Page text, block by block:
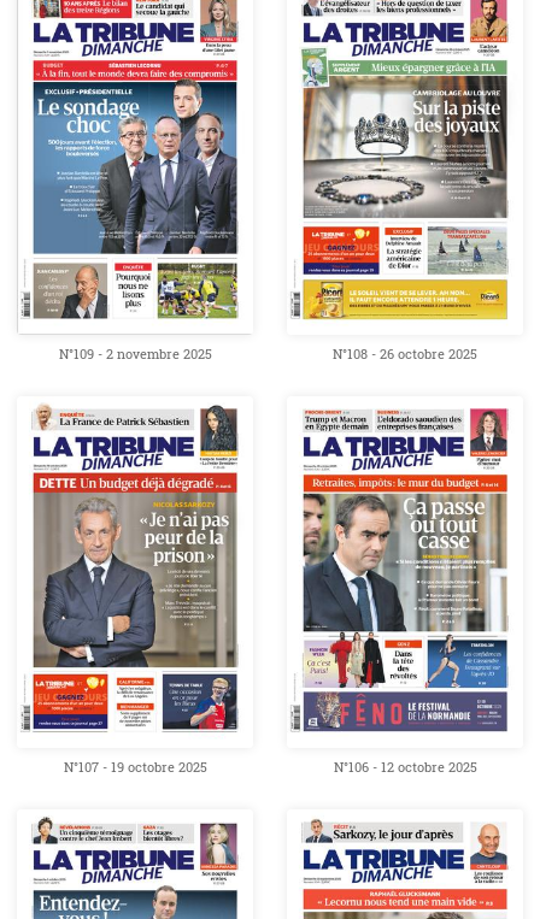
N°109 - 2 novembre 2025 N°108 - 26 octobre 2025
N°107 - 19 octobre 2025 N°106 - 12 octobre 2025